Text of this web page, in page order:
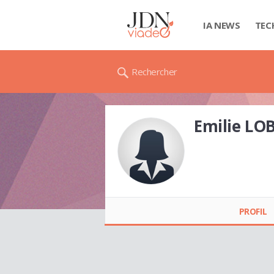
IA NEWS
Rechercher
Emilie
PROFIL